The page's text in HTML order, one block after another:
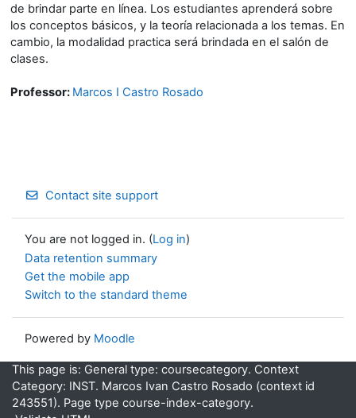
de brindar parte en línea. Los estudiantes aprenderá sobre
los conceptos básicos, y la teoría relacionada a los temas. En
cambio, la modalidad practica será brindada en el salón de
clases.
Professor: Marcos I Castro Rosado
Contact site support
You are not logged in. (Log in)
Data retention summary
Get the mobile app
Switch to the standard theme
Powered by Moodle
This page is: General type: coursecategory. Context
Category: INST. Marcos Ivan Castro Rosado (context id
243551). Page type course-index-category.